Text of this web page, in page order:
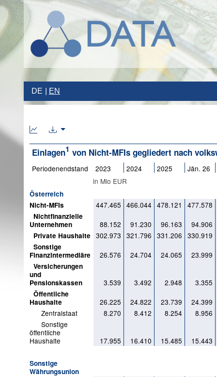
DE EN
Einlagen1 von Nicht-MFIs gegliedert nach
Periodenendstand 2023 2024 2025
Jän. 26
in Mio EUR
Österreich
Nicht-MFIs
447.465 466.044 478.121 477.578
Nichtfinanzielle
Unternehmen
88.152 91.230 96.163 94.906
Private Haushalte 302.973 321.796 331.206 330.919
Sonstige
Finanzintermediäre
26.576 24.704 24.065 23.999
Versicherungen
und
Pensionskassen
3.539 3.492 2.948 3.355
Öffentliche
Haushalte
26.225 24.822 23.739
24.399
Zentralstaat
8.270 8.412 8.254
8.956
Sonstige
öffentliche
Haushalte
17.955 16.410 15.485 15.443
Sonstige
Währungsunion